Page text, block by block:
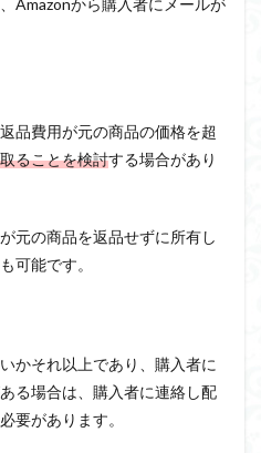
Amazonから購入者にメールが
品費用が元の商品の価格を超
ることを検討する場合があり
元の商品を返品せずに所有し
可能です。
かそれ以上であり、購入者に
る場合は、購入者に連絡し配
要があります。